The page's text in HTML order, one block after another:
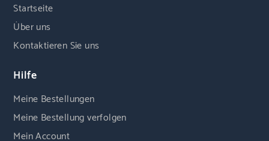
Startseite
Über uns
Kontaktieren Sie uns
Hilfe
Meine Bestellungen
Meine Bestellung verfolgen
Mein Account